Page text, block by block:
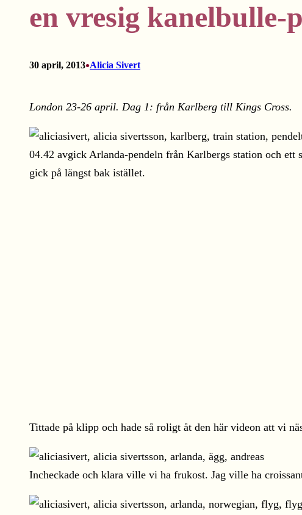
en vresig
30 april, 2013•Alicia Sivert
London 23-26 april. Dag 1: från Karlberg till Kings Cross.
04.42 avgick Arlanda-pendeln från Karlbergs station och
gick på längst bak istället.
Tittade på klipp och hade så roligt åt den här videon att vi
Incheckade och klara ville vi ha frukost. Jag ville ha